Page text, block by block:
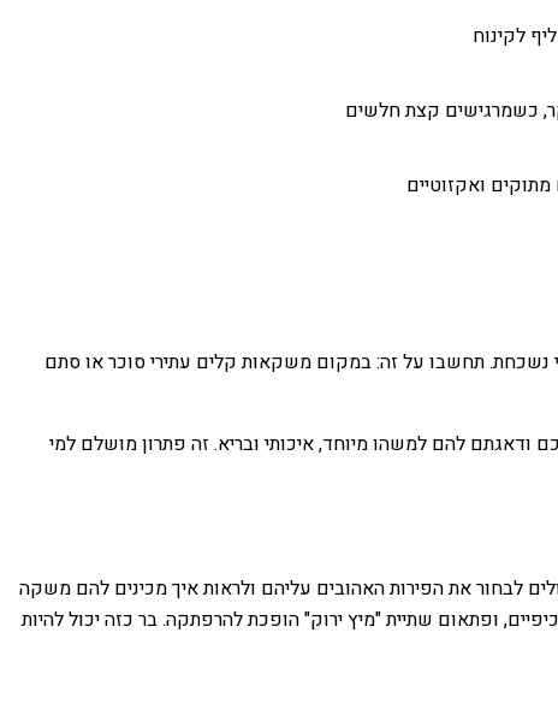
לקינוח
כשמרגישים קצת חלשים
ואקזוטיים
נשכחת. תחשבו על זה: במקום משקאות קלים עתירי סוכר או סתם
ודאגתם להם למשהו מיוחד, איכותי ובריא. זה פתרון מושלם למי
לבחור את הפירות האהובים עליהם ולראות איך מכינים להם משקה
ופתאום שתיית "מיץ ירוק" הופכת להרפתקה. בר כזה יכול להיות